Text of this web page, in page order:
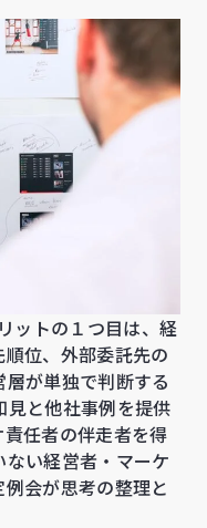
ットの１つ目は、経
位、外部委託先の
が単独で判断する
見と他社事例を提供
任者の伴走者を得
い経営者・マーケ
会が思考の整理と